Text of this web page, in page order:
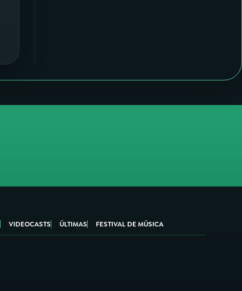
VIDEOCASTS ÚLTIMAS FESTIVAL DE MÚSICA